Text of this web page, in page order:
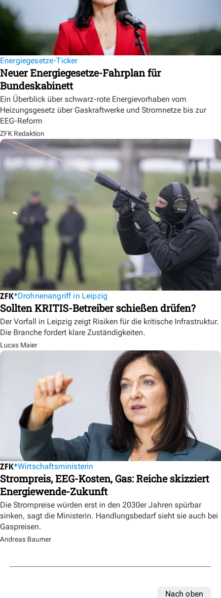
Energiegesetze-Ticker
Neuer Energiegesetze-Fahrplan für
Bundeskabinett
Ein Überblick über schwarz-rote Energievorhaben vom
Heizungsgesetz über Gaskraftwerke und Stromnetze bis zur
EEG-Reform
ZFK Redaktion
Drohnenangriff in Leipzig
Sollten KRITIS-Betreiber schießen drüfen?
Der Vorfall in Leipzig zeigt Risiken für die kritische Infrastruktur.
Die Branche fordert klare Zuständigkeiten.
Lucas Maier
Wirtschaftsministerin
Strompreis, EEG-Kosten, Gas: Reiche skizziert
Energiewende-Zukunft
Die Strompreise würden erst in den 2030er Jahren spürbar
sinken, sagt die Ministerin. Handlungsbedarf sieht sie auch bei
Gaspreisen.
Andreas Baumer
Nach oben